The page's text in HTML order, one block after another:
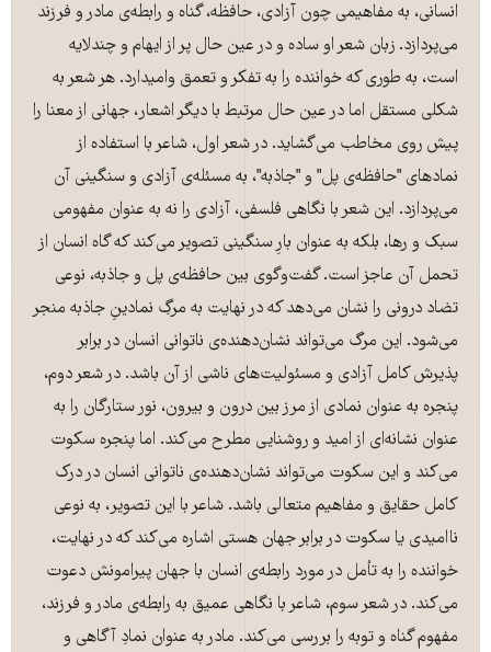
انسانی، به مفاهیمی چون آزادی، حافظه، گناه و رابطه‌ی مادر و فرزند
می‌پردازد. زبان شعر او ساده و در عین حال پر از ایهام و چندلایه
است، به طوری که خواننده را به تفکر و تعمق وامیدارد. هر شعر به
شکلی مستقل اما در عین حال مرتبط با دیگر اشعار، جهانی از معنا را
پیش روی مخاطب می‌گشاید. در شعر اول، شاعر با استفاده از
نمادهای "حافظه‌ی پل" و "جاذبه"، به مسئله‌ی آزادی و سنگینی آن
می‌پردازد. این شعر با نگاهی فلسفی، آزادی را نه به عنوان مفهومی
سبک و رها، بلکه به عنوان بارِ سنگینی تصویر می‌کند که گاه انسان از
تحمل آن عاجز است. گفت‌وگوی بین حافظه‌ی پل و جاذبه، نوعی
تضاد درونی را نشان می‌دهد که در نهایت به مرگِ نمادینِ جاذبه منجر
می‌شود. این مرگ می‌تواند نشان‌دهنده‌ی ناتوانی انسان در برابر
پذیرش کامل آزادی و مسئولیت‌های ناشی از آن باشد. در شعر دوم،
پنجره به عنوان نمادی از مرز بین درون و بیرون، نور ستارگان را به
عنوان نشانه‌ای از امید و روشنایی مطرح می‌کند. اما پنجره سکوت
می‌کند و این سکوت می‌تواند نشان‌دهنده‌ی ناتوانی انسان در درک
کامل حقایق و مفاهیم متعالی باشد. شاعر با این تصویر، به نوعی
ناامیدی یا سکوت در برابر جهان هستی اشاره می‌کند که در نهایت،
خواننده را به تأمل در مورد رابطه‌ی انسان با جهان پیرامونش دعوت
می‌کند. در شعر سوم، شاعر با نگاهی عمیق به رابطه‌ی مادر و فرزند،
مفهوم گناه و توبه را بررسی می‌کند. مادر به عنوان نمادِ آگاهی و